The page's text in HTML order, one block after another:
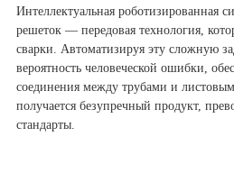
Интеллектуальная роботизированная
решеток — передовая технология,
сварки. Автоматизируя эту сложную
вероятность человеческой ошибки,
соединения между трубами и
получается безупречный продукт,
стандарты.